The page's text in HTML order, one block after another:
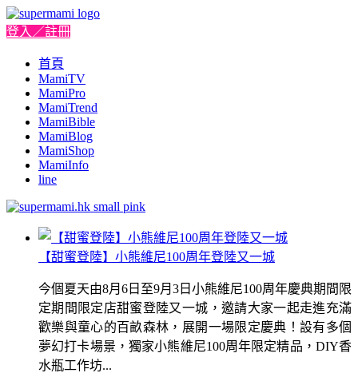
登入／註冊
首頁
MamiTV
MamiPro
MamiTrend
MamiBible
MamiBlog
MamiShop
MamiInfo
line
【甜蜜登陸】小熊維尼100周年登陸又一城
今個夏天由8月6日至9月3日小熊維尼100周年慶典期間限
定期間限定店甜蜜登陸又一城，邀請大家一起走進充滿
歡樂與童心的百畝森林，展開一場限定慶典！設有多個
夢幻打卡場景，獨家小熊維尼100周年限定精品，DIY香
水瓶工作坊...